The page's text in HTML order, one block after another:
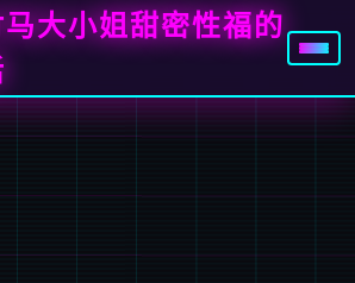
大小姐甜密性福的